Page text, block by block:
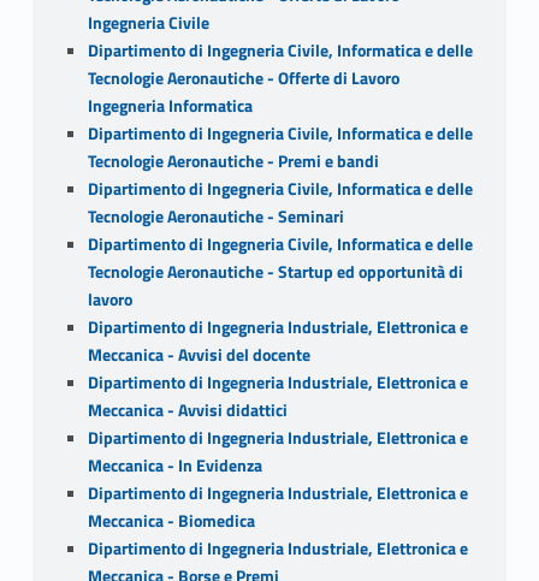
Ingegneria Civile
Dipartimento di Ingegneria Civile, Informatica e delle
Tecnologie Aeronautiche - Offerte di Lavoro
Ingegneria Informatica
Dipartimento di Ingegneria Civile, Informatica e delle
Tecnologie Aeronautiche - Premi e bandi
Dipartimento di Ingegneria Civile, Informatica e delle
Tecnologie Aeronautiche - Seminari
Dipartimento di Ingegneria Civile, Informatica e delle
Tecnologie Aeronautiche - Startup ed opportunità di
lavoro
Dipartimento di Ingegneria Industriale, Elettronica e
Meccanica - Avvisi del docente
Dipartimento di Ingegneria Industriale, Elettronica e
Meccanica - Avvisi didattici
Dipartimento di Ingegneria Industriale, Elettronica e
Meccanica - In Evidenza
Dipartimento di Ingegneria Industriale, Elettronica e
Meccanica - Biomedica
Dipartimento di Ingegneria Industriale, Elettronica e